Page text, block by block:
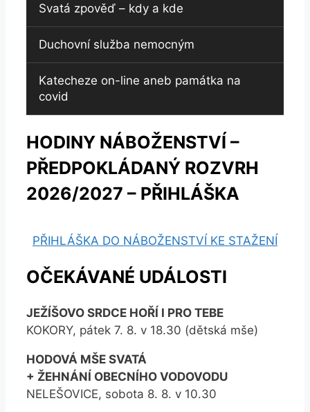
Svatá zpověď – kdy a kde
Duchovní služba nemocným
Katecheze on-line aneb památka na
covid
HODINY NÁBOŽENSTVÍ –
PŘEDPOKLÁDANÝ ROZVRH
2026/2027 – PŘIHLÁŠKA
PŘIHLÁŠKA DO NÁBOŽENSTVÍ KE STAŽENÍ
OČEKÁVANÉ UDÁLOSTI
JEŽÍŠOVO SRDCE HOŘÍ I PRO TEBE
KOKORY, pátek 7. 8. v 18.30 (dětská mše)
HODOVÁ MŠE SVATÁ
+ ŽEHNÁNÍ OBECNÍHO VODOVODU
NELEŠOVICE, sobota 8. 8. v 10.30